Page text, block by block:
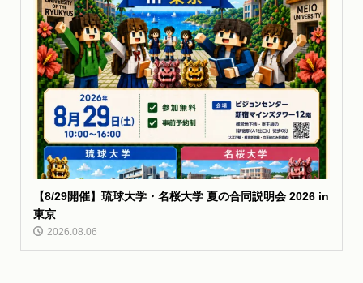
【8/29開催】琉球大学・名桜大学 夏の合同説明会 2026 in
東京
2026.08.06